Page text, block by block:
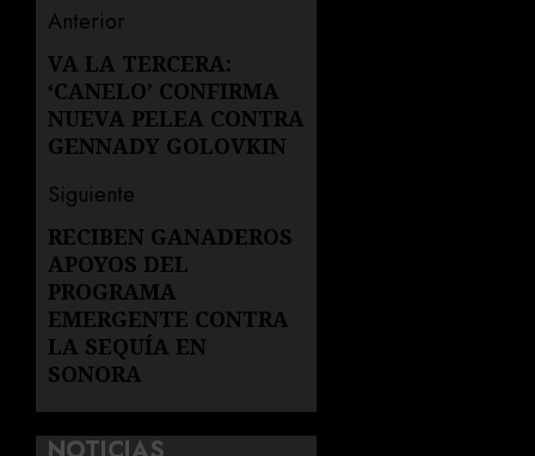
Navegación
de
entradas
Anterior
Entrada
anterior:
VA LA TERCERA:
‘CANELO’ CONFIRMA
NUEVA PELEA CONTRA
GENNADY GOLOVKIN
Siguiente
Siguiente
entrada:
RECIBEN GANADEROS
APOYOS DEL
PROGRAMA
EMERGENTE CONTRA
LA SEQUÍA EN
SONORA